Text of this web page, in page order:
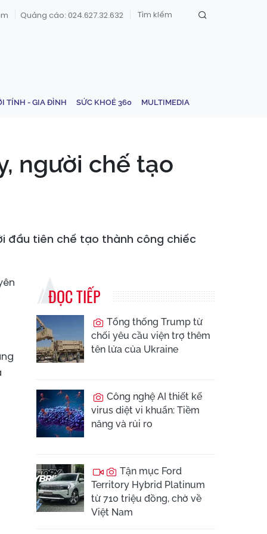
Quảng cáo: 024.627.32.632
TÍNH - GIA ĐÌNH SỨC KHOẺ 360 MULTIMEDIA
người chế tạo
đầu tiên chế tạo thành công chiếc
ĐỌC TIẾP
Tổng thống Trump từ
chối yêu cầu viện trợ thêm
tên lửa của Ukraine
Công nghệ AI thiết kế
virus diệt vi khuẩn: Tiềm
năng và rủi ro
Tận mục Ford
Territory Hybrid Platinum
từ 710 triệu đồng, chờ về
Việt Nam